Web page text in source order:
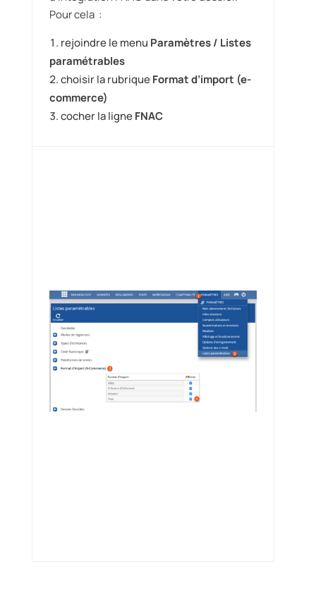
Pour cela :
rejoindre le menu Paramètres / Listes
paramétrables
choisir la rubriqueFormat d’import (e-
commerce)
cocher la ligneFNAC